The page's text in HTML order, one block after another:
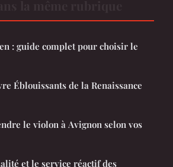
: guide complet pour choisir le
Éblouissants de la Renaissance
le violon à Avignon selon vos
et le service réactif des